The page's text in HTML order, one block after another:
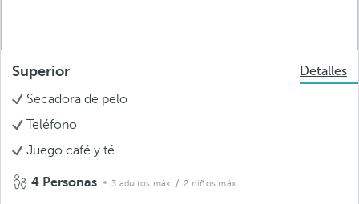
Superior
Detalles
Secadora de pelo
Teléfono
Juego café y té
4 Personas 3 adultos máx. / 2 niños máx.